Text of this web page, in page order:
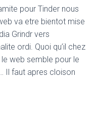
pour Tinder nous
va etre bientot mise
Grindr vers
ordi. Quoi qu’il chez
web semble pour le
Il faut apres cloison